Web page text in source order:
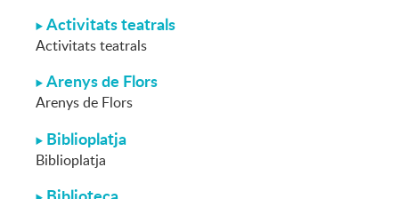
Activitats teatrals
Activitats teatrals
Arenys de Flors
Arenys de Flors
Biblioplatja
Biblioplatja